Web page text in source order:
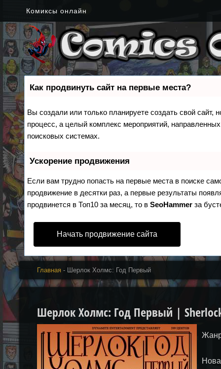
Комиксы онлайн
Как продвинуть сайт на первые места?
Вы создали или только планируете создать свой сайт,
процесс, а целый комплекс мероприятий,
поисковых системах.
Ускорение продвижения
Если вам трудно попасть на первые места в поиске
продвижение в десятки раз, а первые результаты
продвинется в Топ10 за месяц, то вSeoHammer за
Начать продвижение сайта
Главная - Шерлок Холмс: Год Первый
Шерлок Холмс: Год Первый |